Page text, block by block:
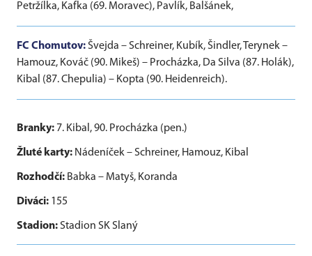
Petržílka, Kafka (69. Moravec), Pavlík, Balšánek,
FC Chomutov: Švejda – Schreiner, Kubík, Šindler, Terynek –
Hamouz, Kováč (90. Mikeš) – Procházka, Da Silva (87. Holák),
Kibal (87. Chepulia) – Kopta (90. Heidenreich).
Branky: 7. Kibal, 90. Procházka (pen.)
Žluté karty: Nádeníček – Schreiner, Hamouz, Kibal
Rozhodčí: Babka – Matyš, Koranda
Diváci: 155
Stadion: Stadion SK Slaný